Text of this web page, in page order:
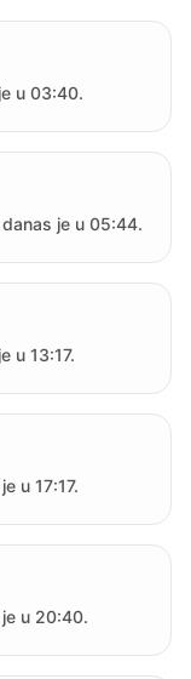
u 03:40.
je u 05:44.
u 13:17.
u 17:17.
u 20:40.